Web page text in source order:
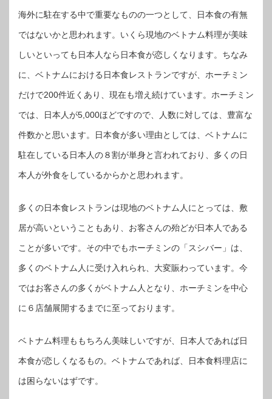
海外に駐在する中で重要なものの一つとして、日本食の有無
ではないかと思われます。いくら現地のベトナム料理が美味
しいといっても日本人なら日本食が恋しくなります。ちなみ
に、ベトナムにおける日本食レストランですが、ホーチミン
だけで200件近くあり、現在も増え続けています。ホーチミン
では、日本人が5,000ほどですので、人数に対しては、豊富な
件数かと思います。日本食が多い理由としては、ベトナムに
駐在している日本人の８割が単身と言われており、多くの日
本人が外食をしているからかと思われます。
多くの日本食レストランは現地のベトナム人にとっては、敷
居が高いということもあり、お客さんの殆どが日本人である
ことが多いです。その中でもホーチミンの「スシバー」は、
多くのベトナム人に受け入れられ、大変賑わっています。今
ではお客さんの多くがベトナム人となり、ホーチミンを中心
に６店舗展開するまでに至っております。
ベトナム料理ももちろん美味しいですが、日本人であれば日
本食が恋しくなるもの。ベトナムであれば、日本食料理店に
は困らないはずです。